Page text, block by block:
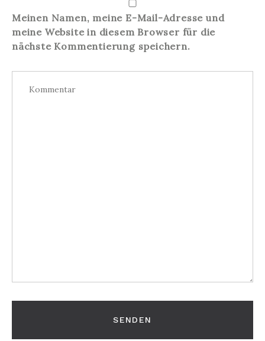
Meinen Namen, meine E-Mail-Adresse und
meine Website in diesem Browser für die
nächste Kommentierung speichern.